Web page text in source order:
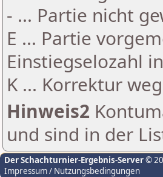
- ... Partie nicht
E ... Partie
Einstiegselozahl
K ... Korrektur
Hinweis2
und sind in der
Der Schachturnier-Ergebnis-Server©
Impressum / Nutzungsbedingungen